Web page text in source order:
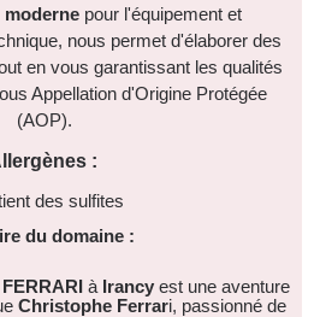
modernepour l'équipement et
nous permet d'élaborer des
en vous garantissant les qualités
Appellation d'Origine Protégée
(AOP).
:
des sulfites
du domaine :
à Irancyest une aventure
Christophe Ferrari, passionné de